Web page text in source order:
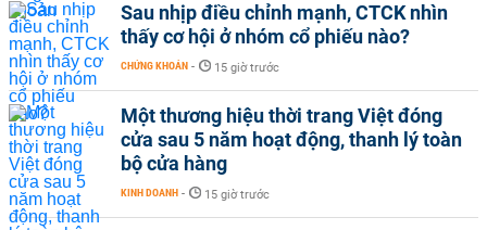
Sau nhịp điều chỉnh mạnh, CTCK nhìn
thấy cơ hội ở nhóm cổ phiếu nào?
CHỨNG KHOÁN - 15 giờ trước
Một thương hiệu thời trang Việt đóng
cửa sau 5 năm hoạt động, thanh lý toàn
bộ cửa hàng
KINH DOANH - 15 giờ trước